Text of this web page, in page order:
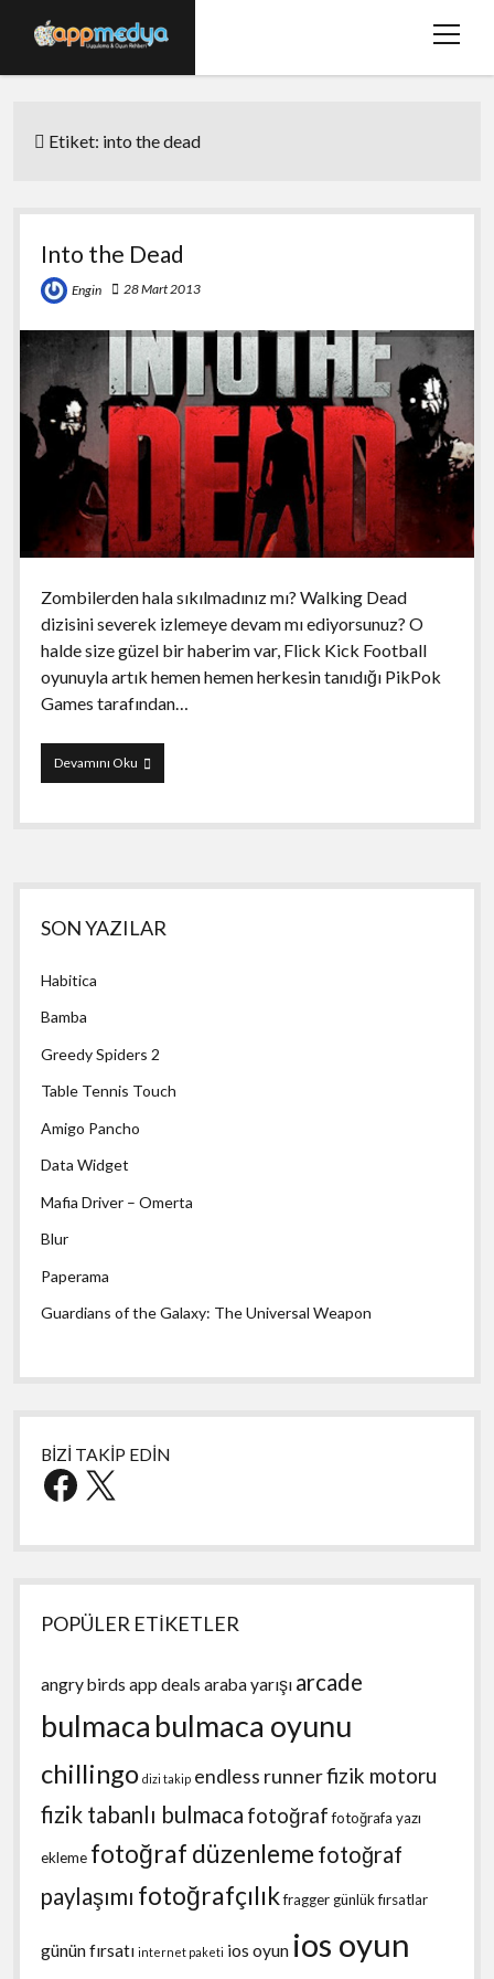
menüyü
Hakkımızda
twitterfacebook
Etiket: into the dead
Into the Dead
Engin 28 Mart 2013
Zombilerden hala sıkılmadınız mı? Walking Dead
dizisini severek izlemeye devam mı ediyorsunuz? O
halde size güzel bir haberim var, Flick Kick Football
oyunuyla artık hemen hemen herkesin tanıdığı PikPok
Games tarafından…
Devamını OkuInto
the
Yan
Menü
SON YAZILAR
Habitica
Bamba
Greedy Spiders 2
Table Tennis Touch
Amigo Pancho
Data Widget
Mafia Driver – Omerta
Blur
Paperama
Guardians of the Galaxy: The Universal Weapon
BİZİ TAKİP EDİN
Facebook
X
POPÜLER ETİKETLER
angry birds app deals araba yarışı arcade
bulmaca bulmaca oyunu
chillingo dizi takip endless runnerfizik motoru
fizik tabanlı bulmaca fotoğraf fotoğrafa yazı
ekleme fotoğraf düzenleme fotoğraf
paylaşımı fotoğrafçılıkfraggergünlük fırsatlar
günün fırsatı internet paketi ios oyun ios oyun